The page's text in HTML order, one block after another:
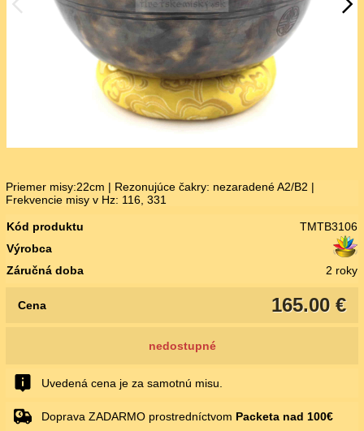
Priemer misy:22cm | Rezonujúce čakry: nezaradené A2/B2 |
Frekvencie misy v Hz: 116, 331
Kód produktu
TMTB3106
Výrobca
Záručná doba
2 roky
165.00 €
Cena
nedostupné
Uvedená cena je za samotnú misu.
Doprava ZADARMO prostredníctvom Packeta nad 100€